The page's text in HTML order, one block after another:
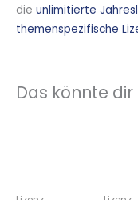
die unlimitierte
themenspezifische
Das könnte